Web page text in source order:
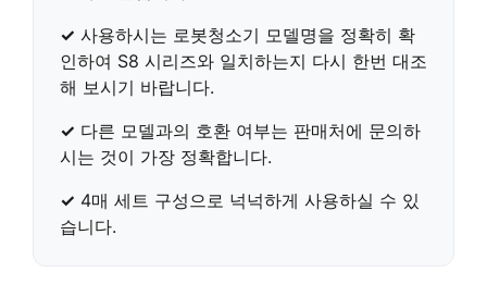
✓ 사용하시는 로봇청소기 모델명을 정확히 확
인하여 S8 시리즈와 일치하는지 다시 한번 대조
해 보시기 바랍니다.
✓ 다른 모델과의 호환 여부는 판매처에 문의하
시는 것이 가장 정확합니다.
✓ 4매 세트 구성 으로 넉넉하게 사용하실 수 있
습니다.